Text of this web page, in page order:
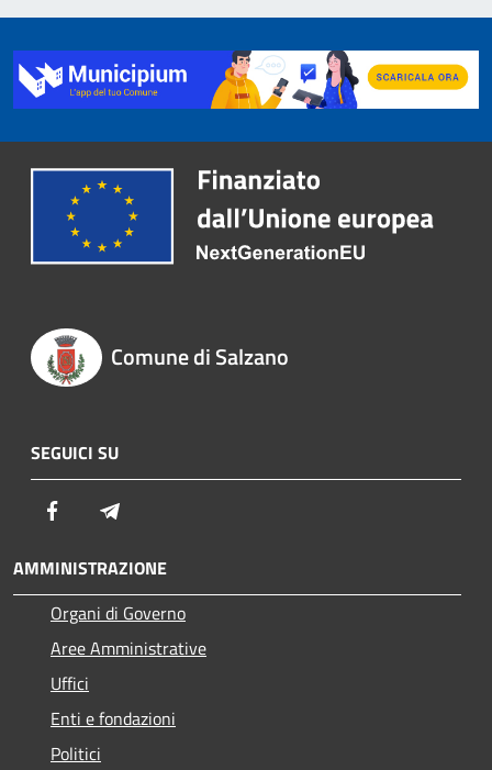
Comune di Salzano
SEGUICI SU
Facebook
AMMINISTRAZIONE
Organi di Governo
Aree Amministrative
Uffici
Enti e fondazioni
Politici